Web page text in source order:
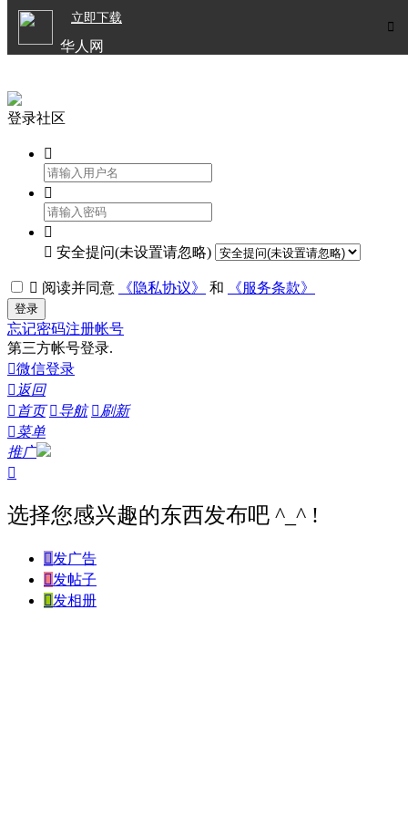

立即下载
华人网
登录社区



 安全提问(未设置请忽略)
 阅读并同意 《隐私协议》 和 《服务条款》
登录
忘记密码注册帐号
第三方帐号登录.
微信登录
 返回
 首页 导航 刷新
菜单
推广

选择您感兴趣的东西发布吧 ^_^ !
发广告
发帖子
发相册